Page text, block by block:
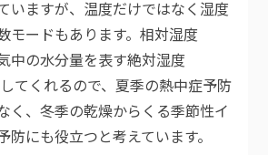
いますが、温度だけではなく湿度
モードもあります。相対湿度
中の水分量を表す絶対湿度
てくれるので、夏季の熱中症予防
く、冬季の乾燥からくる季節性イ
防にも役立つと考えています。